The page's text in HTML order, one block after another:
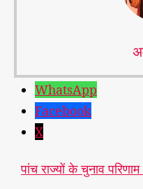
WhatsApp
Facebook
X
पांच राज्यों के चुनाव